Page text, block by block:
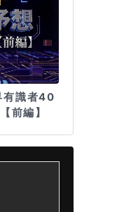
有識者40
前編】